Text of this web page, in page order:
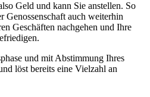
Geld und kann Sie anstellen. So
Genossenschaft auch weiterhin
Geschäften nachgehen und Ihre
und mit Abstimmung Ihres
löst bereits eine Vielzahl an